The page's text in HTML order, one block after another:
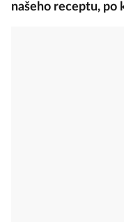
našeho receptu, po